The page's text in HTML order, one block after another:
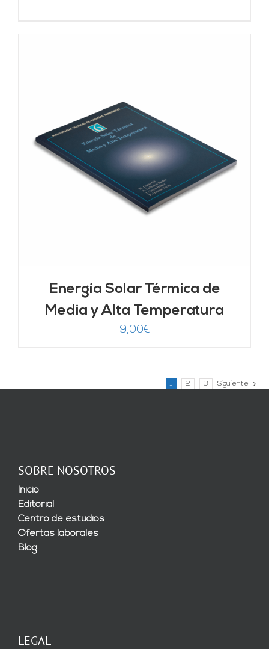
Energía Solar Térmica de
Media y Alta Temperatura
9,00€
1 2 3 Siguiente
SOBRE NOSOTROS
Inicio
Editorial
Centro de estudios
Ofertas laborales
Blog
LEGAL